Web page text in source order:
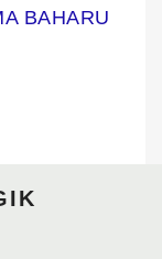
BAHARU